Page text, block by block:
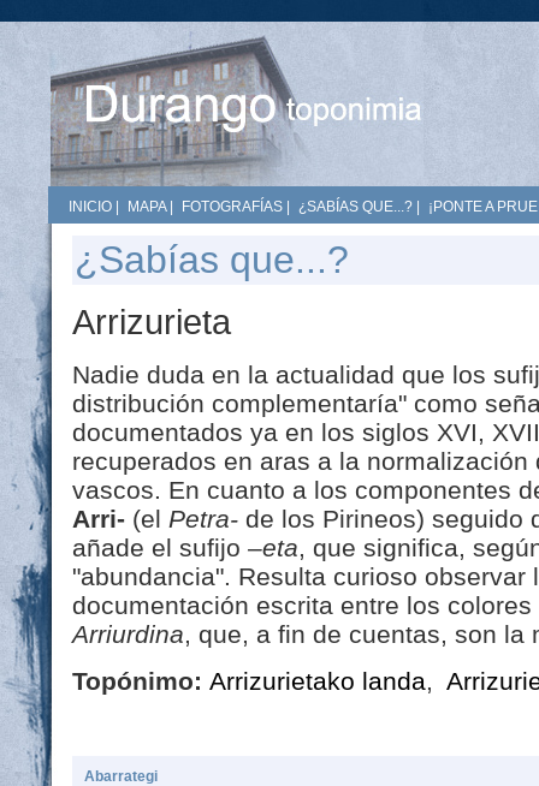
INICIO MAPA| FOTOGRAFÍAS ¿SABÍAS QUE...? ¡PONTE A
¿Sabías que...?
Arrizurieta
Nadie duda en la actualidad que los
distribución complementaría" como
documentados ya en los siglos XVI,
recuperados en aras a la
vascos. En cuanto a los componentes
Arri- (el Petra- de los Pirineos) seguido
añade el sufijo –eta, que significa,
"abundancia". Resulta curioso
documentación escrita entre los
Arriurdina, que, a fin de cuentas, son la
Topónimo: Arrizurietako landa,
Abarrategi